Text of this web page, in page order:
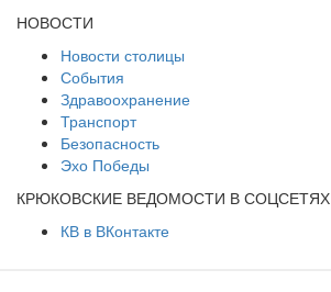
НОВОСТИ
Новости столицы
События
Здравоохранение
Транспорт
Безопасность
Эхо Победы
КРЮКОВСКИЕ ВЕДОМОСТИ В СОЦСЕТЯХ
КВ в ВКонтакте